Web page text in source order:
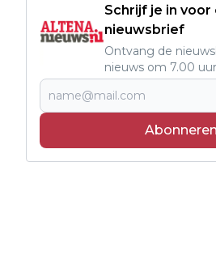
Schrijf je in voor
nieuwsbrief
Ontvang de
nieuws om 7.00
Abonneren